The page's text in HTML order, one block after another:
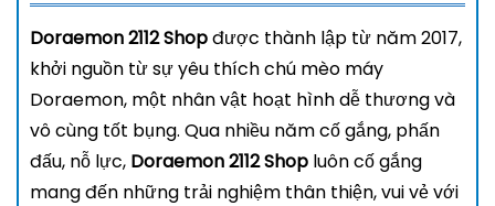
Doraemon 2112 Shopđược thành lập từ năm 2017,
khởi nguồn từ sự yêu thích chú mèo máy
Doraemon, một nhân vật hoạt hình dễ thương và
vô cùng tốt bụng. Qua nhiều năm cố gắng, phấn
đấu, nỗ lực, Doraemon 2112 Shop luôn cố gắng
mang đến những trải nghiệm thân thiện, vui vẻ với